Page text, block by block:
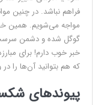
مواجه می‌شویم. همین
گوگل شده و دشمن
خبر خوب دارم! برای
که هم بتوانید آن‌ها را
پیوندهای